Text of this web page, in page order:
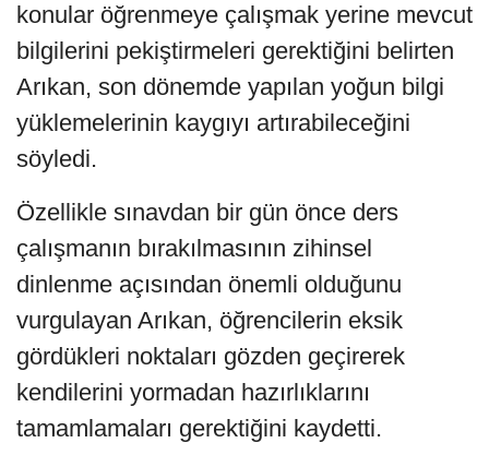
konular öğrenmeye çalışmak yerine mevcut
bilgilerini pekiştirmeleri gerektiğini belirten
Arıkan, son dönemde yapılan yoğun bilgi
yüklemelerinin kaygıyı artırabileceğini
söyledi.
Özellikle sınavdan bir gün önce ders
çalışmanın bırakılmasının zihinsel
dinlenme açısından önemli olduğunu
vurgulayan Arıkan, öğrencilerin eksik
gördükleri noktaları gözden geçirerek
kendilerini yormadan hazırlıklarını
tamamlamaları gerektiğini kaydetti.